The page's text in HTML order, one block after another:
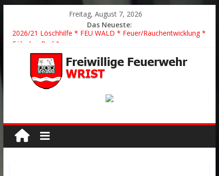
Freitag, August 7, 2026
Das Neueste:
2026/21 Löschhilfe * FEU WALD * Feuer/Rauchentwicklung *
2026/24 * TH G Y * PKW überschlagen *
2026/23 TH K Y * Person in festsitzendem Aufzug *
2026/22 TH Y * VU * 1 Person klemmt * Hingstheide
Der schönste Einsatz des Jahres 2026